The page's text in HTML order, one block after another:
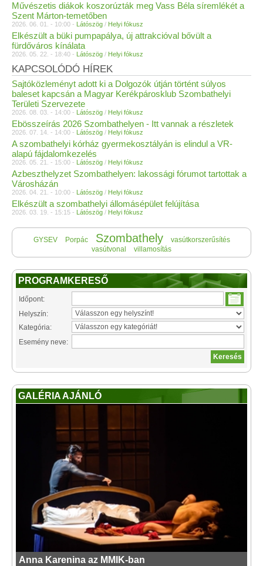
Művészetis diákok koszorúzták meg Vass Béla síremlékét a
Szent Márton-temetőben
2026. 06. 01. - 10:00 - Látószög / Helyi fókusz
Elkészült a büki pumpapálya, új attrakcióval bővült a
fürdőváros kínálata
2026. 05. 22. - 18:40 - Látószög / Helyi fókusz
KAPCSOLÓDÓ HÍREK
Sajtóközleményt adott ki a Dolgozók útján történt súlyos
baleset kapcsán a Magyar Kerékpárosklub Szombathelyi
Területi Szervezete
2026. 08. 03. - 14:00 - Látószög / Helyi fókusz
Ebösszeírás 2026 Szombathelyen - Itt vannak a részletek
2026. 07. 14. - 14:00 - Látószög / Helyi fókusz
A szombathelyi kórház gyermekosztályán is elindul a VR-
alapú fájdalomkezelés
2026. 05. 21. - 15:00 - Látószög / Helyi fókusz
Azbeszthelyzet Szombathelyen: lakossági fórumot tartottak a
Városházán
2026. 04. 21. - 10:00 - Látószög / Helyi fókusz
Elkészült a szombathelyi állomásépület felújítása
2026. 03. 19. - 15:15 - Látószög / Helyi fókusz
GYSEV Porpác Szombathely
vasútkorszerűsítés
vasútvonal
villamosítás
PROGRAMKERESŐ
Időpont:
Helyszín:
Kategória:
Esemény neve:
GALÉRIA AJÁNLÓ
Anna Karenina az MMIK-ban